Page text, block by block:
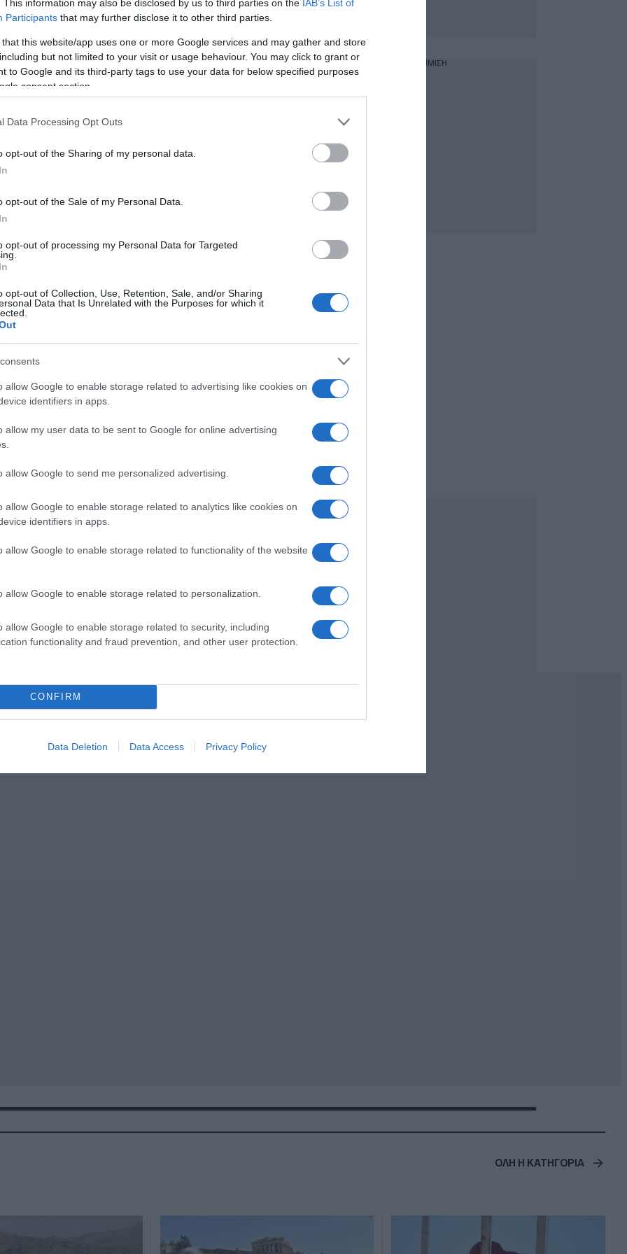
This information may also be disclosed by us to third parties on the IAB’s List of
Participants that may further disclose it to other third parties.
that this website/app uses one or more Google services and may gather and store
but not limited to your visit or usage behaviour. You may click to grant or
to Google and its third-party tags to use your data for below specified purposes
consent section.
Data Processing Opt Outs
opt-out of the Sharing of my personal data.
opt-out of the Sale of my Personal Data.
opt-out of processing my Personal Data for Targeted
opt-out of Collection, Use, Retention, Sale, and/or Sharing
Data that Is Unrelated with the Purposes for which it
allow Google to enable storage related to advertising like cookies on
identifiers in apps.
allow my user data to be sent to Google for online advertising
allow Google to send me personalized advertising.
allow Google to enable storage related to analytics like cookies on
identifiers in apps.
allow Google to enable storage related to functionality of the website
allow Google to enable storage related to personalization.
allow Google to enable storage related to security, including
functionality and fraud prevention, and other user protection.
CONFIRM
Data Deletion Data Access Privacy Policy
της Λήμνου επιβλήθηκε
ημερών αφού στο κατάστημα
των μέτρων κατά της
ως προτεινόμενη
στην Google
Newsκαι μάθετε πρώτοι όλες τις ειδήσεις
ΝΕΑ ΜΕΤΡΑ ΤΑΒΕΡΝΑ
ΔΙΑΦΗΜΙΣΗ
ΔΙΑΦΗΜΙΣΗ
ΣΧΟΛΙΑ
ΟΛΗ Η ΚΑΤΗΓΟΡΙΑ